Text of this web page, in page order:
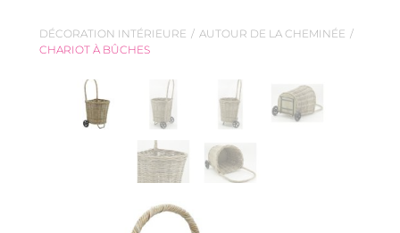
DÉCORATION INTÉRIEURE
AUTOUR DE LA CHEMINÉE
CHARIOT À BÛCHES